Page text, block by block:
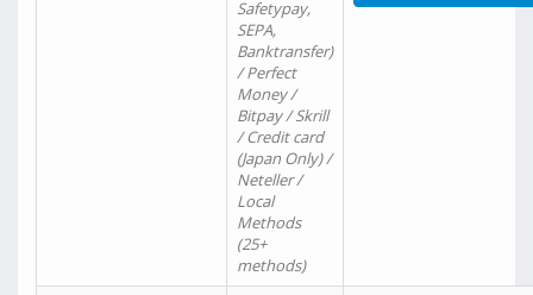
Safetypay,
SEPA,
Banktransfer)
/ Perfect
Money /
Bitpay / Skrill
/ Credit card
(Japan Only) /
Neteller /
Local
Methods
(25+
methods)